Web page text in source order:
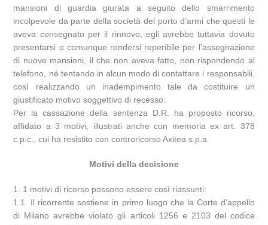
mansioni di guardia giurata a seguito dello smarrimento
incolpevole da parte della società del porto d’armi che questi le
aveva consegnato per il rinnovo, egli avrebbe tuttavia dovuto
presentarsi o comunque rendersi reperibile per l’assegnazione
di nuove mansioni, il che non aveva fatto, non rispondendo al
telefono, né tentando in alcun modo di contattare i responsabili,
così realizzando un inadempimento tale da costituire un
giustificato motivo soggettivo di recesso.
Per la cassazione della sentenza D.R. ha proposto ricorso,
affidato a 3 motivi, illustrati anche con memoria ex art. 378
c.p.c., cui ha resistito con controricorso Axitea s.p.a
Motivi della decisione
1. 1 motivi di ricorso possono essere così riassunti:
1.1. Il ricorrente sostiene in primo luogo che la Corte d’appello
di Milano avrebbe violato gli articoli 1256 e 2103 del codice